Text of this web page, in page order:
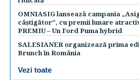
OMNIASIG lansează campania
câștigător”, cu premii lunare
PREMIU – Un Ford Puma hybrid
SALESIANER organizează prima
Brunch în România
Vezi toate